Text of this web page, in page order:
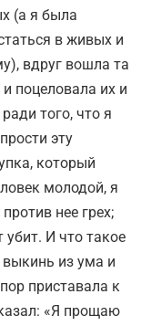
(а я была
в живых и
вдруг вошла та
поцеловала их и
того, что я
эту
который
молодой, я
нее грех;
убит. И что такое
из ума и
приставала к
«Я прощаю